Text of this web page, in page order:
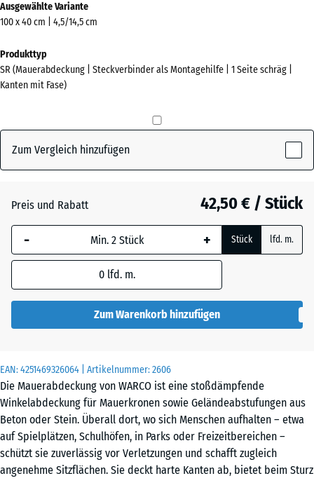
EAN:4251469326064 | Artikelnummer:2606
Die Mauerabdeckung von WARCO ist eine stoßdämpfende
Winkelabdeckung für Mauerkronen sowie Geländeabstufungen aus
Beton oder Stein. Überall dort, wo sich Menschen aufhalten – etwa
auf Spielplätzen, Schulhöfen, in Parks oder Freizeitbereichen –
schützt sie zuverlässig vor Verletzungen und schafft zugleich
angenehme Sitzflächen. Sie deckt harte Kanten ab, bietet beim Sturz
Informationen
zu
Farben?
Farbpalette
(active)
Ausgewählte Variante
100 x 40 cm | 4,5/14,5 cm
Produkttyp
SR (Mauerabdeckung | Steckverbinder als Montagehilfe | 1 Seite schräg |
Kanten mit Fase)
Zum Vergleich hinzufügen
Preis und Rabatt 42,50 € / Stück
- + Stück lfd. m.
0 lfd. m.
Zum Warenkorb hinzufügen